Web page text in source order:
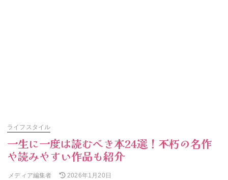
ライフスタイル
一生に一度は読むべき本24選！不朽の名作
や読みやすい作品も紹介
メディア編集者 2026年1月20日